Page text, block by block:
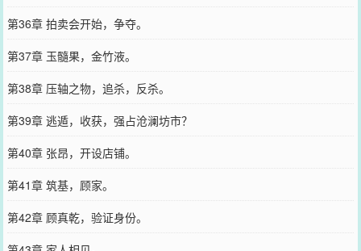
第36章 拍卖会开始，争夺。
第37章 玉髓果，金竹液。
第38章 压轴之物，追杀，反杀。
第39章 逃遁，收获，强占沧澜坊市？
第40章 张昂，开设店铺。
第41章 筑基，顾家。
第42章 顾真乾，验证身份。